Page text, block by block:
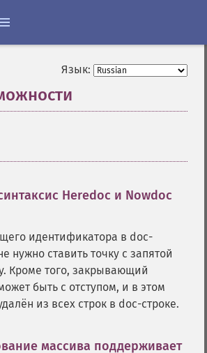
Язык:
Heredoc и Nowdoc
идентификатора в doc-
нужно ставить точку с запятой
Кроме того, закрывающий
быть с отступом, и в этом
из всех строк в doc-строке.
массива поддерживает